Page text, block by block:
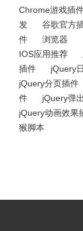
Chrome游戏插
发
谷歌官方
件
浏览器
IOS应用推荐
插件
jQuery
jQuery分页插件
件
jQuery弹
jQuery动画效果
猴脚本